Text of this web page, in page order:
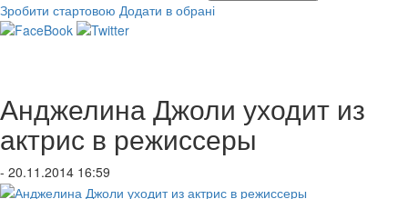
Зробити стартовою Додати в обрані
Анджелина Джоли уходит из
актрис в режиссеры
- 20.11.2014 16:59